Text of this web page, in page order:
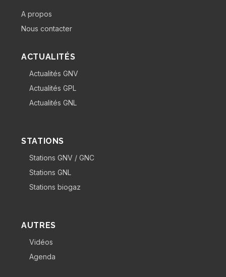
A propos
Nous contacter
ACTUALITÉS
Actualités GNV
Actualités GPL
Actualités GNL
STATIONS
Stations GNV / GNC
Stations GNL
Stations biogaz
AUTRES
Vidéos
Agenda